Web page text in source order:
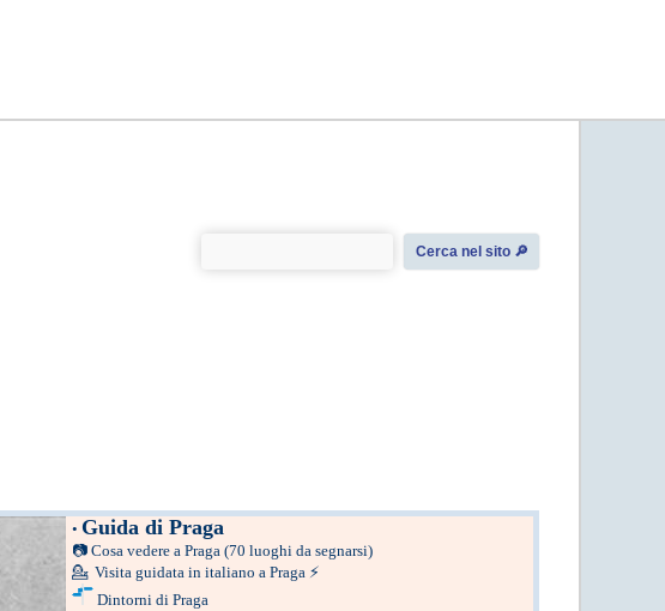
Cerca nel sito 🔎︎
• Guida di Praga
📷 Cosa vedere a Praga (70 luoghi da segnarsi)
💁 Visita guidata in italiano a Praga ⚡
Dintorni di Praga